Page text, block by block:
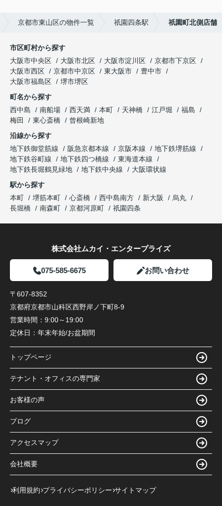
京都市東山区の物件一覧 祇園四条駅 祇園町北側店舗
市区町村から探す
大阪市中央区
大阪市北区 大阪市淀川区
京都市下京区
大阪市西区
京都市中京区 東大阪市
豊中市
大阪市福島区
堺市堺区
町名から探す
西中島
南船場 西天満 本町 天神橋 江戸堀
福島
梅田
東心斎橋
曾根崎新地
沿線から探す
地下鉄御堂筋線
阪急京都本線 京阪本線
地下鉄堺筋線
地下鉄谷町線
地下鉄四つ橋線
東海道本線
地下鉄長堀鶴見緑地
地下鉄中央線
大阪環状線
駅から探す
本町
堺筋本町 心斎橋 西中島南方 新大阪
烏丸
長堀橋
南森町 京都河原町 祇園四条
株式会社ムカイ・エンタープライズ
075-585-6675 お問い合わせ
〒607-8352
京都府京都市山科区西野岸ノ下町8-9
営業時間： 9:00～19:00
定休日： 年末年始/お盆期間
トップページ
テナント・オフィスの専門家
お客様の声
ブログ
アクセスマップ
会社概要
利用規約 プライバシーポリシー サイトマップ